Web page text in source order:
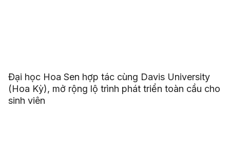
Đại học Hoa Sen hợp tác cùng Davis University
(Hoa Kỳ), mở rộng lộ trình phát triển toàn cầu cho
sinh viên